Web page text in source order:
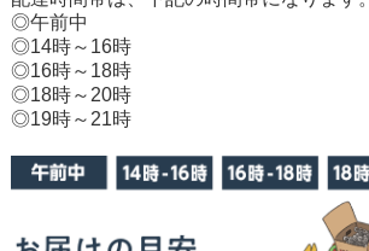
◎午前中
◎14時～16時
◎16時～18時
◎18時～20時
◎19時～21時